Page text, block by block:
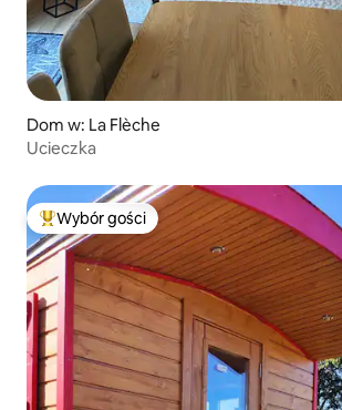
Dom w: La Flèche
Ucieczka
Najpopularniejsze z kategorii Wybór gości
Wybór gości